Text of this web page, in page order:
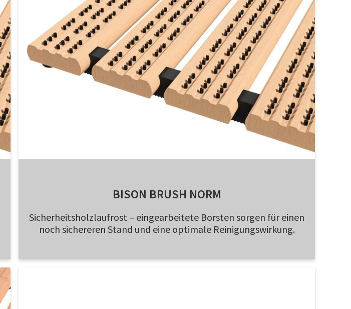
BISON BRUSH NORM
Sicherheitsholzlaufrost – eingearbeitete Borsten sorgen für einen
noch sichereren Stand und eine optimale Reinigungswirkung.